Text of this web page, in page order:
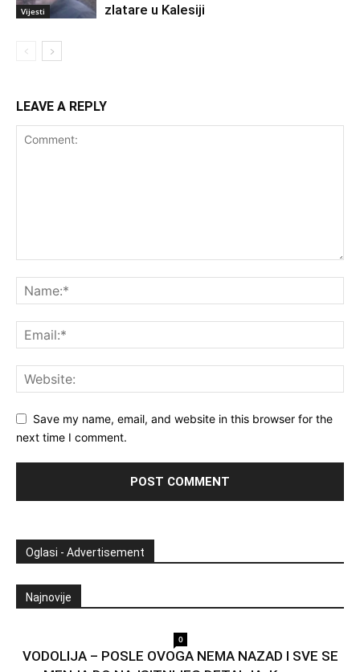
Vijesti
zlatare u Kalesiji
LEAVE A REPLY
Save my name, email, and website in this browser for the
next time I comment.
Oglasi - Advertisement
Najnovije
0
VODOLIJA – POSLE OVOGA NEMA NAZAD I SVE SE